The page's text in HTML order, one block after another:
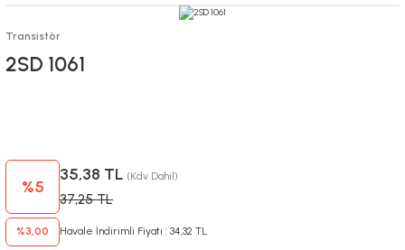
Transistör
2SD 1061
%5
35,38 TL (Kdv Dahil)
37,25 TL
%3,00 Havale İndirimli Fiyatı : 34,32 TL